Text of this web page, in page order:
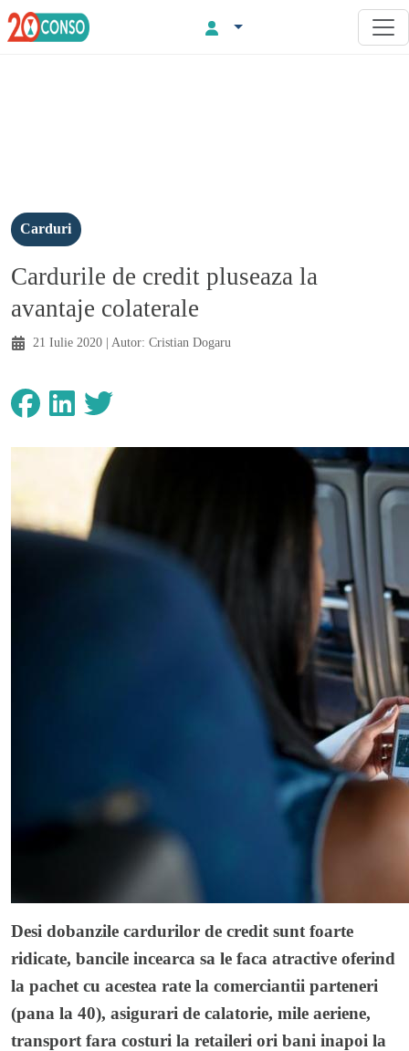
Carduri
Cardurile de credit pluseaza la
avantaje colaterale
21 Iulie 2020 | Autor: Cristian Dogaru
Desi dobanzile cardurilor de credit sunt foarte
ridicate, bancile incearca sa le faca atractive oferind
la pachet cu acestea rate la comerciantii parteneri
(pana la 40), asigurari de calatorie, mile aeriene,
transport fara costuri la retaileri ori bani inapoi la